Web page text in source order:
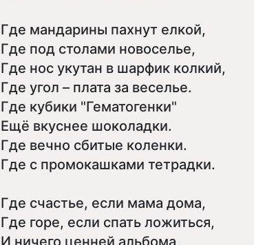
Где мандарины пахнут елкой,
Где под столами новоселье,
Где нос укутан в шарфик колкий,
Где угол – плата за веселье.
Где кубики "Гематогенки"
Ещё вкуснее шоколадки.
Где вечно сбитые коленки.
Где с промокашками тетрадки.
Где счастье, если мама дома,
Где горе, если спать ложиться,
И ничего ценней альбома,